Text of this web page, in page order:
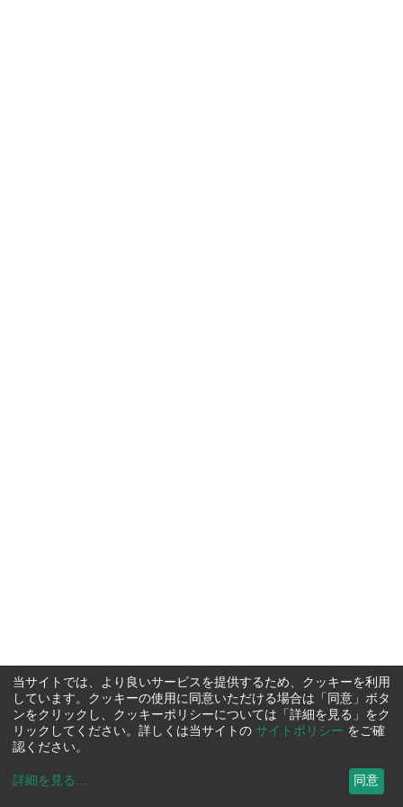
当サイトでは、より良いサービスを提供するため、クッキーを利用
しています。クッキーの使用に同意いただける場合は「同意」ボタ
ンをクリックし、クッキーポリシーについては「詳細を見る」をク
リックしてください。詳しくは当サイトの サイトポリシー をご確
認ください。
詳細を見る ... 同意